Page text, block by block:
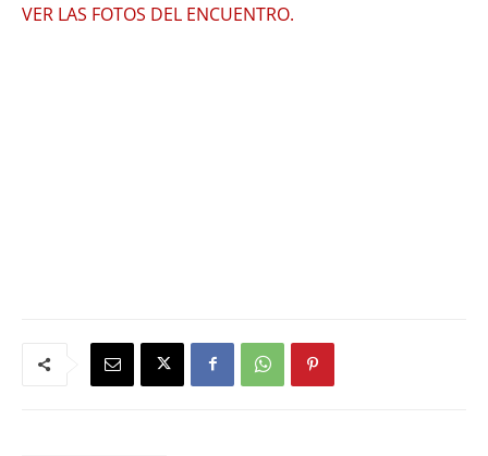
VER LAS FOTOS DEL ENCUENTRO.